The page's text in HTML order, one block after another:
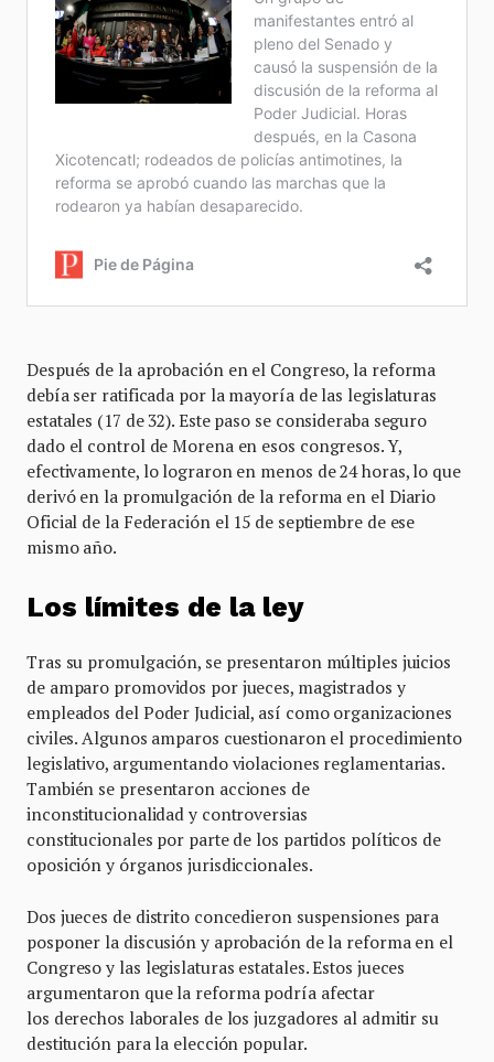
Después de la aprobación en el Congreso, la reforma
debía ser ratificada por la mayoría de las legislaturas
estatales (17 de 32). Este paso se consideraba seguro
dado el control de Morena en esos congresos. Y,
efectivamente, lo lograron en menos de 24 horas, lo que
derivó en la promulgación de la reforma en el Diario
Oficial de la Federación el 15 de septiembre de ese
mismo año.
Los límites de la ley
Tras su promulgación, se presentaron múltiples juicios
de amparo promovidos por jueces, magistrados y
empleados del Poder Judicial, así como organizaciones
civiles. Algunos amparos cuestionaron el procedimiento
legislativo, argumentando violaciones reglamentarias.
También se presentaron acciones de
inconstitucionalidad y controversias
constitucionales por parte de los partidos políticos de
oposición y órganos jurisdiccionales.
Dos jueces de distrito concedieron suspensiones para
posponer la discusión y aprobación de la reforma en el
Congreso y las legislaturas estatales. Estos jueces
argumentaron que la reforma podría afectar
los derechos laborales de los juzgadores al admitir su
destitución para la elección popular.